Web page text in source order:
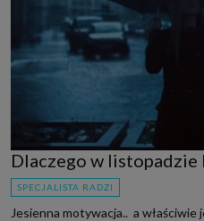
Dlaczego w listopadzie
SPECJALISTA RADZI
Jesienna motywacja.. a właściwie